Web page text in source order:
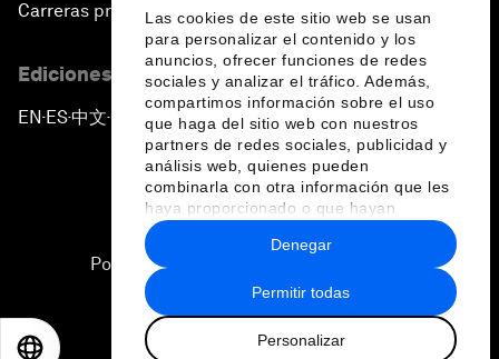
Las cookies de este sitio web se usan
para personalizar el contenido y los
anuncios, ofrecer funciones de redes
sociales y analizar el tráfico. Además,
compartimos información sobre el uso
que haga del sitio web con nuestros
partners de redes sociales, publicidad y
análisis web, quienes pueden
combinarla con otra información que les
haya proporcionado o que hayan
recopilado a partir del uso que haya
hecho de sus servicios.
Permitir todas
Personalizar
Denegar
Carreras profesionales
Ediciones en otros idiomas
EN ▪ES▪中文▪ 日本語
Política de privacidad y normas de uso
Sitemap
2026 Foro Económico Mundial